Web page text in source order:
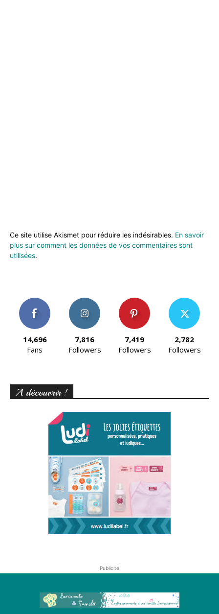
Ce site utilise Akismet pour réduire les indésirables. En savoir
plus sur comment les données de vos commentaires sont
utilisées.
14,696
Fans
7,816
Followers
7,419
Followers
2,782
Followers
A découvrir !
Publicité